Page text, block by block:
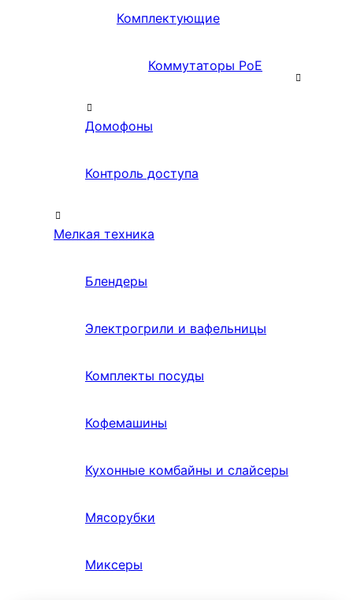
Комплектующие
Коммутаторы PoE
Домофоны
Контроль доступа
Мелкая техника
Блендеры
Электрогрили и вафельницы
Комплекты посуды
Кофемашины
Кухонные комбайны и слайсеры
Мясорубки
Миксеры